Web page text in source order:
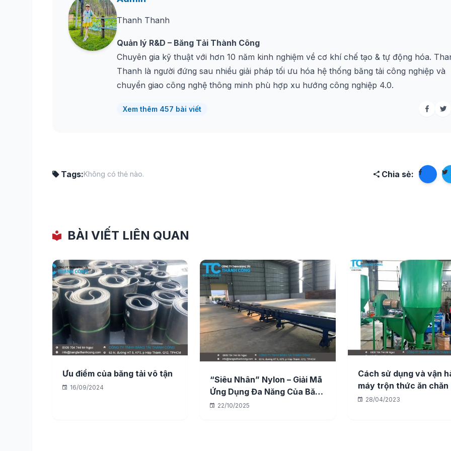
Thanh Thanh
Quản lý R&D – Băng Tải Thành Công
Chuyên gia kỹ thuật với hơn 10 năm kinh nghiệm về cơ khí chế tạo & tự động hóa.
Thanh là người đứng sau nhiều giải pháp tối ưu hóa hệ thống băng tải công nghiệp và
chuyển giao công nghệ thông minh phù hợp xu hướng công nghiệp 4.0.
Xem thêm 457 bài viết
Tags:Không có thẻ nào. Chia sẻ:
BÀI VIẾT LIÊN QUAN
Ưu điểm của băng tải vô tận
16/09/2024
“Siêu Nhân” Nylon – Giải Mã
Ứng Dụng Đa Năng Của Băng
Tải Nylon Trong Thế Giới
22/10/2025
Cách sử dụng và vận
máy trộn thức ăn chăn
28/04/2023